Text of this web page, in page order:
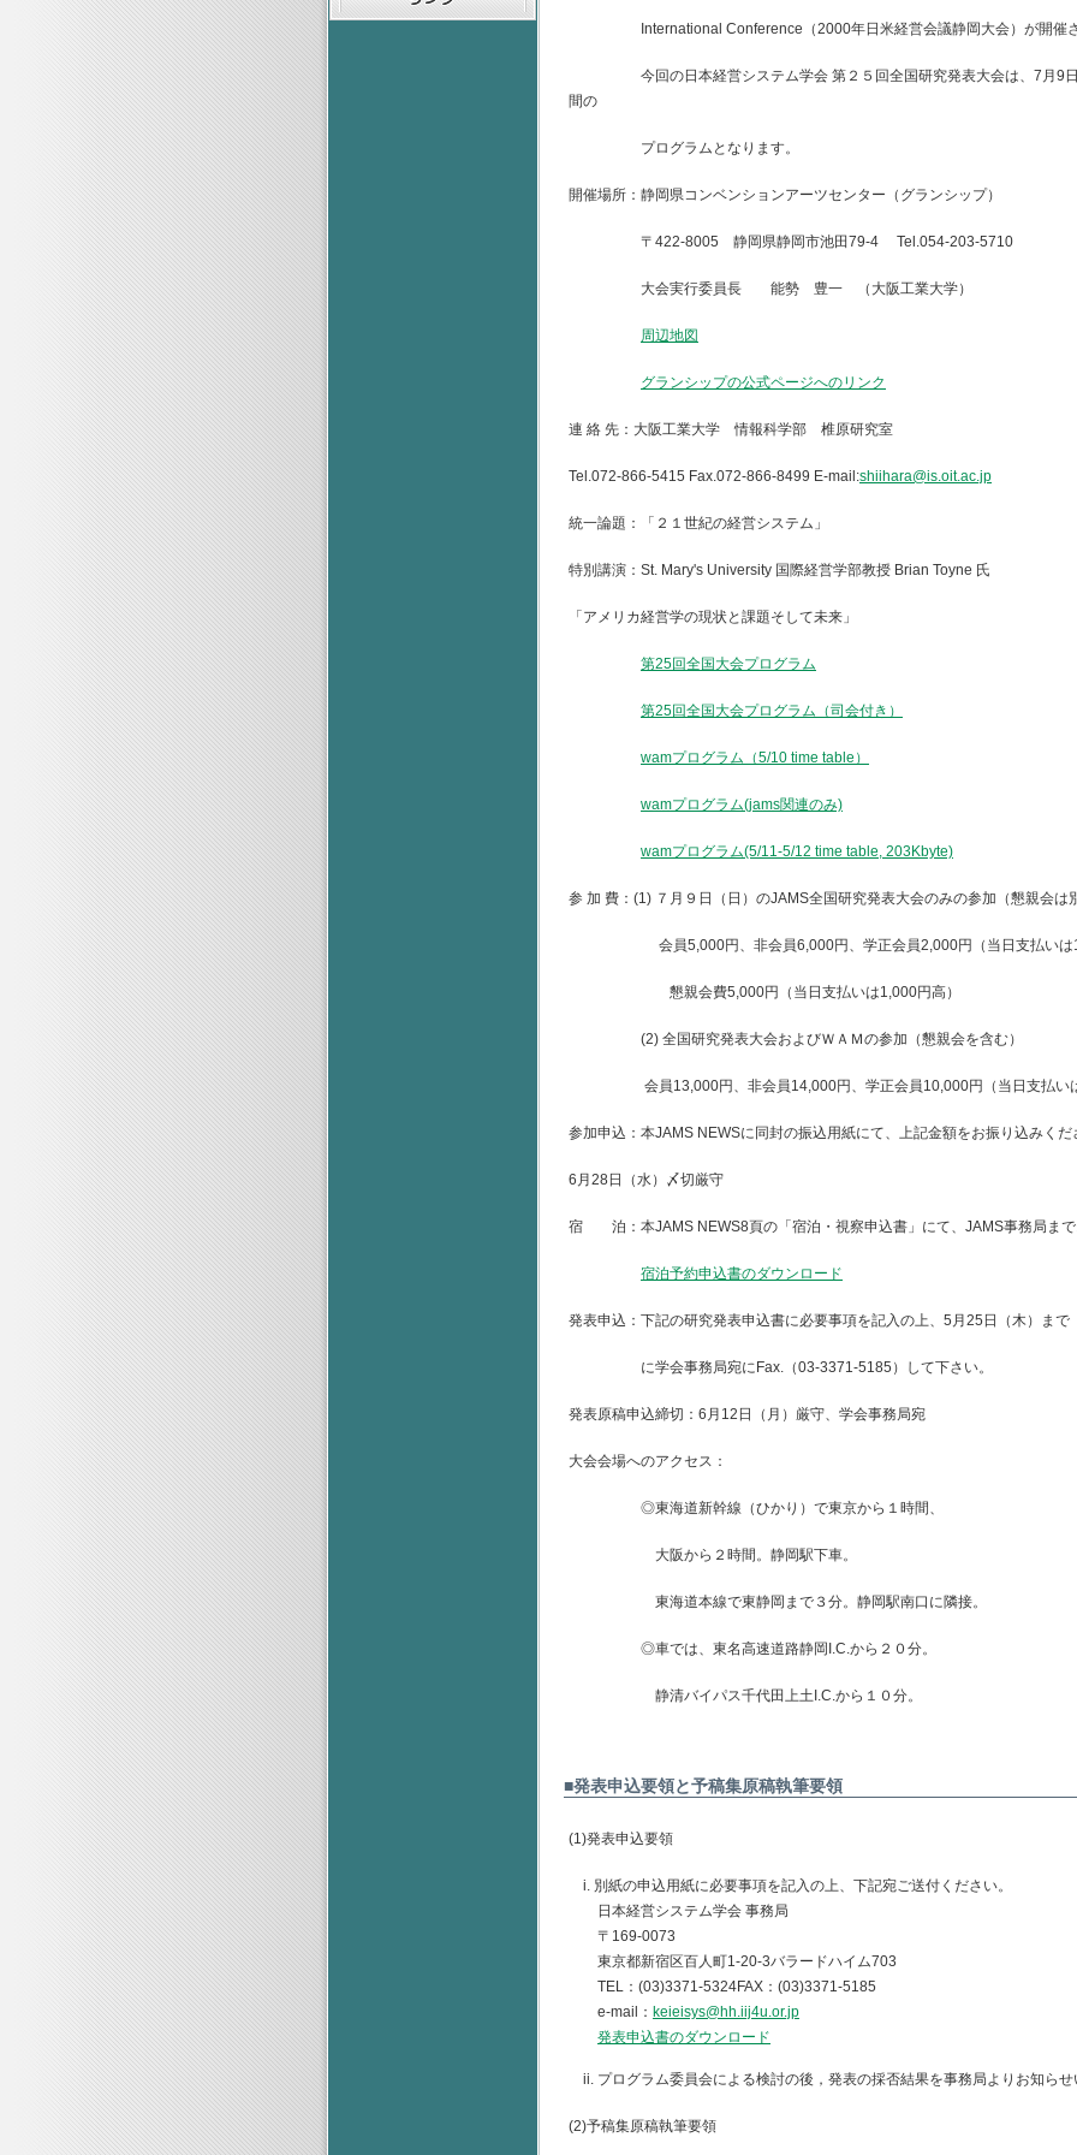
International Conference（2000年日米経営会議静岡大会）が開催
今回の日本経営システム学会 第２５回全国研究発表大会は、7月9日
間の
プログラムとなります。
開催場所：静岡県コンベンションアーツセンター（グランシップ）
〒422-8005 静岡県静岡市池田79-4 Tel.054-203-5710
大会実行委員長 能勢 豊一 （大阪工業大学）
周辺地図
グランシップの公式ページへのリンク
連 絡 先：大阪工業大学 情報科学部 椎原研究室
Tel.072-866-5415 Fax.072-866-8499 E-mail:shiihara@is.oit.ac.jp
統一論題：「２１世紀の経営システム」
特別講演：St. Mary's University 国際経営学部教授 Brian Toyne 氏
「アメリカ経営学の現状と課題そして未来」
第25回全国大会プログラム
第25回全国大会プログラム（司会付き）
wamプログラム（5/10 time table）
wamプログラム(jams関連のみ)
wamプログラム(5/11-5/12 time table, 203Kbyte)
参 加 費：(1) ７月９日（日）のJAMS全国研究発表大会のみの参加（懇親会は
会員5,000円、非会員6,000円、学正会員2,000円（当日支払いは
懇親会費5,000円（当日支払いは1,000円高）
(2) 全国研究発表大会およびＷＡＭの参加（懇親会を含む）
会員13,000円、非会員14,000円、学正会員10,000円（当日支払い
参加申込：本JAMS NEWSに同封の振込用紙にて、上記金額をお振り込みくだ
6月28日（水）〆切厳守
宿 泊：本JAMS NEWS8頁の「宿泊・視察申込書」にて、JAMS事務局まで
宿泊予約申込書のダウンロード
発表申込：下記の研究発表申込書に必要事項を記入の上、5月25日（木）まで
に学会事務局宛にFax.（03-3371-5185）して下さい。
発表原稿申込締切：6月12日（月）厳守、学会事務局宛
大会会場へのアクセス：
◎東海道新幹線（ひかり）で東京から１時間、
大阪から２時間。静岡駅下車。
東海道本線で東静岡まで３分。静岡駅南口に隣接。
◎車では、東名高速道路静岡I.C.から２０分。
静清バイパス千代田上土I.C.から１０分。
■発表申込要領と予稿集原稿執筆要領
(1)発表申込要領
i. 別紙の申込用紙に必要事項を記入の上、下記宛ご送付ください。
日本経営システム学会 事務局
〒169-0073
東京都新宿区百人町1-20-3バラードハイム703
TEL：(03)3371-5324FAX：(03)3371-5185
e-mail： keieisys@hh.iij4u.or.jp
発表申込書のダウンロード
ii. プログラム委員会による検討の後，発表の採否結果を事務局よりお知ら
(2)予稿集原稿執筆要領